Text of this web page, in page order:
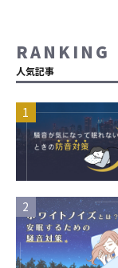
RANKING
人気記事